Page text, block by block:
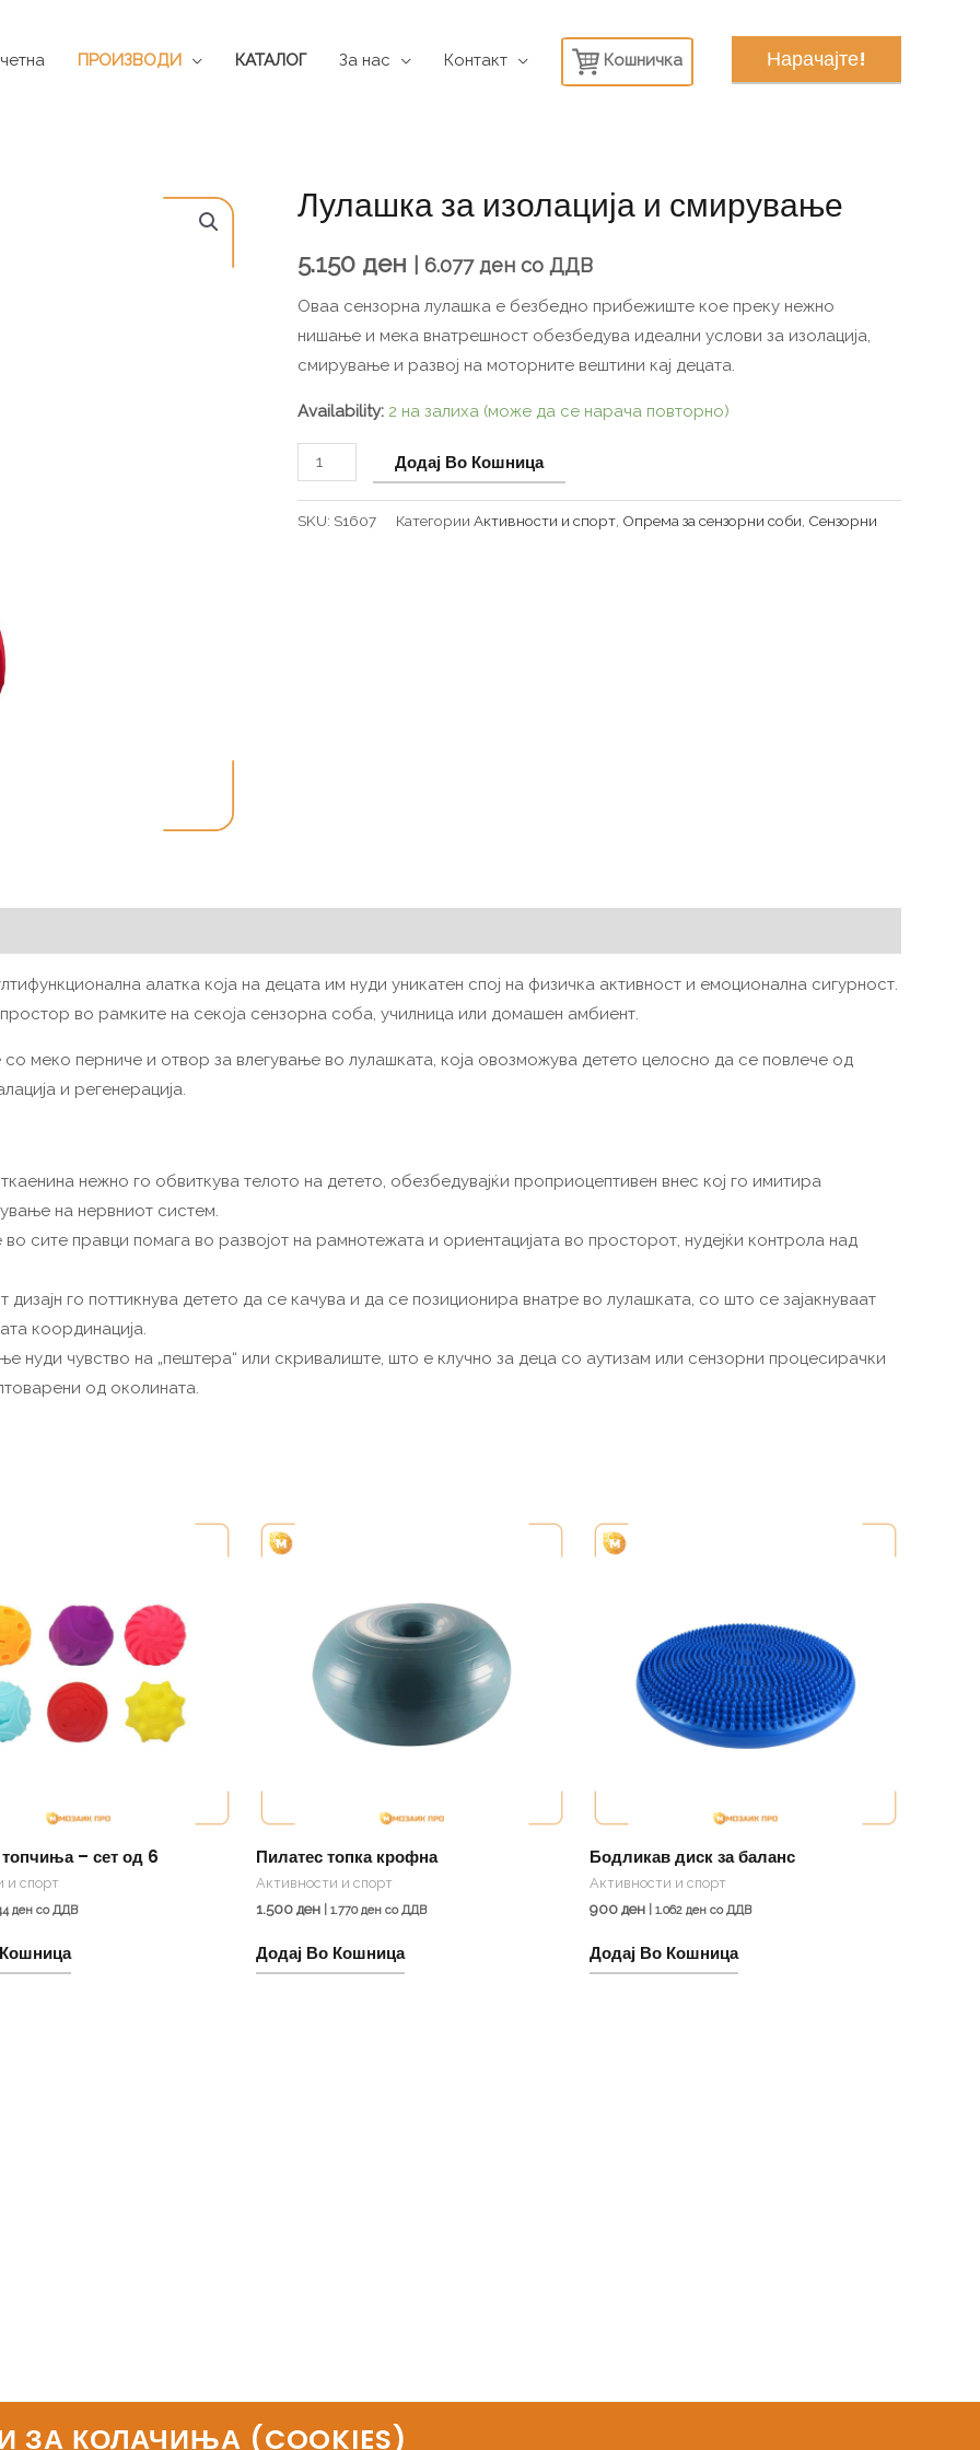
ПРОИЗВОДИ КАТАЛОГ За нас Контакт Кошничка Нарачајте!
Лулашка за изолација и смирување
5.150 ден 6.077ден со ДДВ
Оваа сензорна лулашка е безбедно прибежиште кое преку нежно
нишање и мека внатрешност обезбедува идеални услови за изолација,
смирување и развој на моторните вештини кај децата.
Availability: 2 на залиха (може да се нарача повторно)
Лулашка
изолација
смирување
количина
Додај Во Кошница
SKU: S1607 Категории Активности и спорт, Опрема за сензорни соби, Сензорни
алатка која на децата им нуди уникатен спој на физичка активност и емоционална сигурност.
во рамките на секоја сензорна соба, училница или домашен амбиент.
меко перниче и отвор за влегување во лулашката, која овозможува детето целосно да се повлече од
и регенерација.
нежно го обвиткува телото на детето, обезбедувајќи проприоцептивен внес кој го имитира
на нервниот систем.
сите правци помага во развојот на рамнотежата и ориентацијата во просторот, нудејќи контрола над
го поттикнува детето да се качува и да се позиционира внатре во лулашката, со што се зајакнуваат
координација.
нуди чувство на „пештера“ или скривалиште, што е клучно за деца со аутизам или сензорни процесирачки
од околината.
– сет од 6
и спорт
ден со ДДВ
Пилатес топка крофна
Активности и спорт
1.500ден 1.770ден со ДДВ
Додај Во Кошница
Бодликав диск за баланс
Активности и спорт
900ден 1.062 ден со ДДВ
Додај Во Кошница
ЗА КОЛАЧИЊА (COOKIES)​